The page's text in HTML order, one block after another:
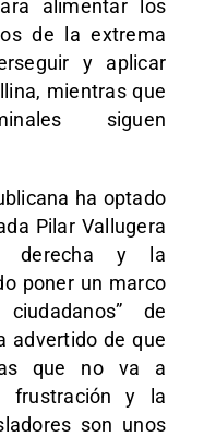
alimentar los
de la extrema
y aplicar
mientras que
siguen
ha optado
Pilar Vallugera
derecha y la
poner un marco
de
advertido de que
que no va a
frustración y la
son unos